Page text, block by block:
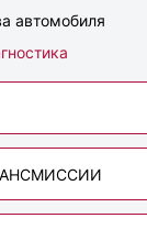
автомобиля